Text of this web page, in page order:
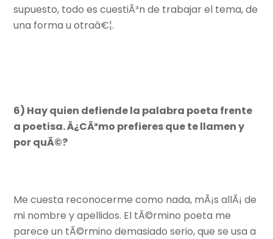
supuesto, todo es cuestiÃ³n de trabajar el tema, de
una forma u otraâ€¦.
6) Hay quien defiende la palabra poeta frente
a poetisa. Â¿CÃ³mo prefieres que te llamen y
por quÃ©?
Me cuesta reconocerme como nada, mÃ¡s allÃ¡ de
mi nombre y apellidos. El tÃ©rmino poeta me
parece un tÃ©rmino demasiado serio, que se usa a